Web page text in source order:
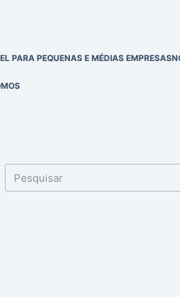
PARA PEQUENAS E MÉDIAS EMPRESAS